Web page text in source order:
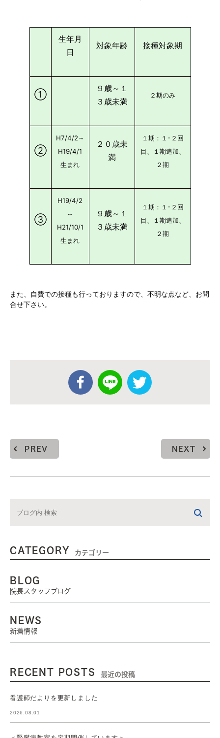
生年月
日
対象年齢 接種対象期
➀
９歳～１
３歳未満
２期のみ
②
H7/4/2～
H19/4/1
生まれ
２０歳未
満
１期：１･２回
目、１期追加、
２期
③
H19/4/2
～
H21/10/1
生まれ
９歳～１
３歳未満
１期：１･２回
目、１期追加、
２期
また、自費での接種も行っておりますので、不明な点など、お問
合せ下さい。
PREV NEXT
CATEGORY カテゴリー
BLOG
院長スタッフブログ
NEWS
新着情報
RECENT POSTS 最近の投稿
看護師だよりを更新しました
2026.08.01